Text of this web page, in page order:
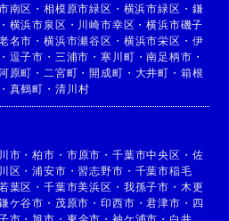
南区 ・相模原市緑区 ・ 横浜市緑区 ・ 鎌
・ 横浜市泉区 ・ 川崎市幸区 ・横浜市磯子
名市 ・横浜市瀬谷区 ・ 横浜市栄区 ・ 伊
・ 逗子市 ・ 三浦市 ・寒川町 ・南足柄市 ・
原町 ・ 二宮町 ・開成町 ・ 大井町 ・ 箱根
・ 真鶴町 ・ 清川村
市 ・柏市 ・ 市原市 ・ 千葉市中央区 ・ 佐
区 ・浦安市 ・習志野市 ・ 千葉市稲毛
葉区 ・千葉市美浜区 ・ 我孫子市 ・ 木更
ケ谷市 ・ 茂原市 ・印西市 ・君津市 ・ 四